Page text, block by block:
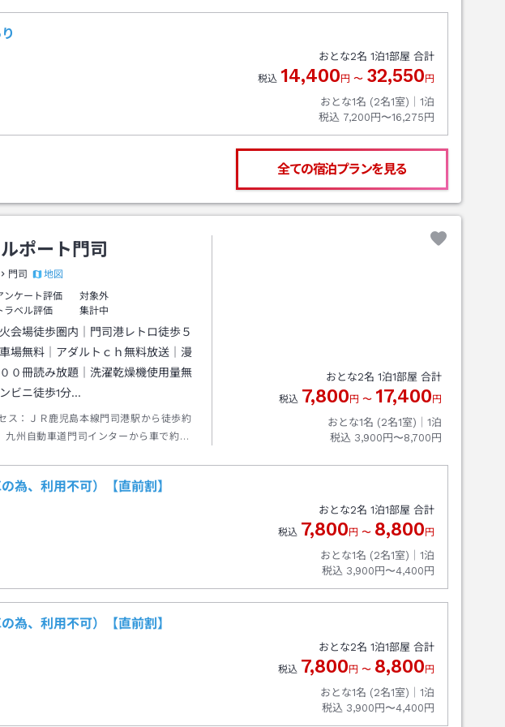
おとな2名 1泊1部屋 合計
税込 14,400 円 〜 32,550 円
おとな1名 (2名1室)｜ 1泊
税込 7,200円〜16,275円
全ての宿泊プランを見る
ポート門司
門司
地図
ンケート評価
対象外
ラベル評価
集計中
会場徒歩圏内｜門司港レトロ徒歩５
場無料｜アダルトｃｈ無料放送｜漫
０冊読み放題｜洗濯乾燥機使用量無
ビニ徒歩1分…
ス：
ＪＲ鹿児島本線門司港駅から徒歩約
九州自動車道門司インターから車で約５
おとな2名 1泊1部屋 合計
税込 7,800 円 〜 17,400 円
おとな1名 (2名1室)｜ 1泊
税込 3,900円〜8,700円
為、利用不可）【直前割】
おとな2名 1泊1部屋 合計
税込 7,800 円 〜 8,800 円
おとな1名 (2名1室)｜ 1泊
税込 3,900円〜4,400円
為、利用不可）【直前割】
おとな2名 1泊1部屋 合計
税込 7,800 円 〜 8,800 円
おとな1名 (2名1室)｜ 1泊
税込 3,900円〜4,400円